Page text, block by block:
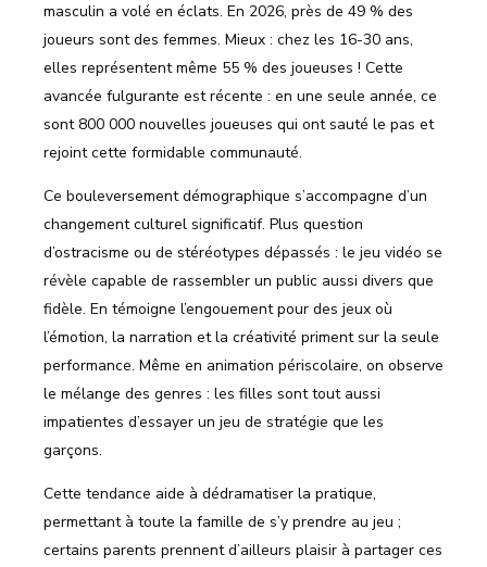
masculin a volé en éclats. En 2026, près de 49 % des
joueurs sont des femmes. Mieux : chez les 16-30 ans,
elles représentent même 55 % des joueuses ! Cette
avancée fulgurante est récente : en une seule année, ce
sont 800 000 nouvelles joueuses qui ont sauté le pas et
rejoint cette formidable communauté.
Ce bouleversement démographique s’accompagne d’un
changement culturel significatif. Plus question
d’ostracisme ou de stéréotypes dépassés : le jeu vidéo se
révèle capable de rassembler un public aussi divers que
fidèle. En témoigne l’engouement pour des jeux où
l’émotion, la narration et la créativité priment sur la seule
performance. Même en animation périscolaire, on observe
le mélange des genres : les filles sont tout aussi
impatientes d’essayer un jeu de stratégie que les
garçons.
Cette tendance aide à dédramatiser la pratique,
permettant à toute la famille de s’y prendre au jeu ;
certains parents prennent d’ailleurs plaisir à partager ces